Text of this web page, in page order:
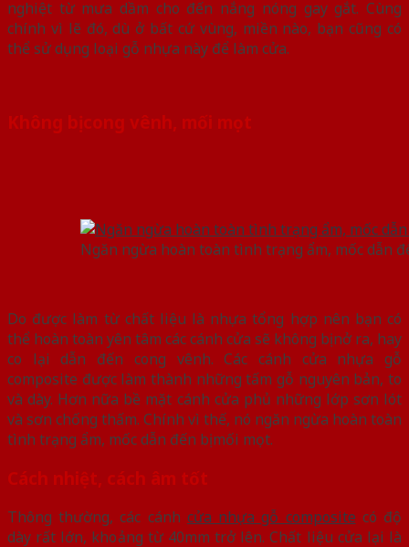
nghiệt từ mưa dầm cho đến nắng nóng gay gắt. Cùng
chính vì lẽ đó, dù ở bất cứ vùng, miền nào, bạn cũng có
thể sử dụng loại gỗ nhựa này để làm cửa.
Không bị cong vênh, mối mọt
Ngăn ngừa hoàn toàn tình trạng ẩm, mốc dẫn
Do được làm từ chất liệu là nhựa tổng hợp nên bạn có
thể hoàn toàn yên tâm các cánh cửa sẽ không bị nở ra, hay
co lại dẫn đến cong vênh. Các cánh cửa nhựa gỗ
composite được làm thành những tấm gỗ nguyên bản, to
và dày. Hơn nữa bề mặt cánh cửa phủ những lớp sơn lót
và sơn chống thấm. Chính vì thế, nó ngăn ngừa hoàn toàn
tình trạng ẩm, mốc dẫn đến bị mối mọt.
Cách nhiệt, cách âm tốt
Thông thường, các cánh cửa nhựa gỗ composite có độ
dày rất lớn, khoảng từ 40mm trở lên. Chất liệu cửa lại là